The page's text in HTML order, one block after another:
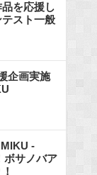
を応援し
スト一般
企画実施
-
ボサノバア